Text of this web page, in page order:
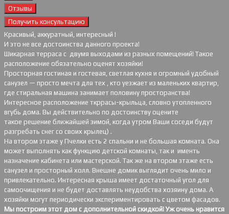
Отзывы
Получить консультацию
Красивый, аккуратный, интересный !
И это не все достоинства данного проекта!
Шикарная терраса с двумя выходами из разных помещений! Такое
расположение обязательно оценят хозяйки!
Просторная гостиная и гостевая, светлая кухня и огромный удобный
санузел — просто мечта для тех , кто уезжает из маленьких квартир,
где стиральная машина занимает половину просторанства!
Интересное расположение ткррасы-крыльца, словно утопленного
вгубь дома. Вы действительно по достоинству оцените
такое решение ближайшей зимой, когда утром Ваши соседи будут
разгребать снег со своих крылец) .
На втором этаже у Пчелки есть 2 спальни и не большая комната. Она
может выполнять как функцию детской комнаты, так и именть
назначение кабинета или мастерской. Так же на втором этаже есть
санузел и просторный холл. Внешне домик выглядит очень мило и
привлекательно. Интересная крыша имеет достаточный угол для
самоочищения и не будет доставлять неудобства хозяину дома. А
хозяйки могут периодически экспериментировать с цветом фасадов.
Мы построим этот дом с дополнительной скидкой! Уж очень нравится